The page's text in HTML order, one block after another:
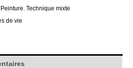
Peinture,Technique mixte
de vie